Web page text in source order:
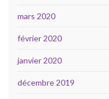
mars 2020
février 2020
janvier 2020
décembre 2019